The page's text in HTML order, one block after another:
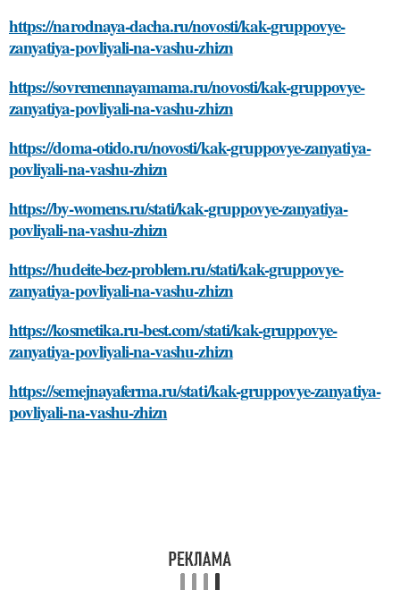
https://narodnaya-dacha.ru/novosti/kak-gruppovye-
zanyatiya-povliyali-na-vashu-zhizn
https://sovremennayamama.ru/novosti/kak-gruppovye-
zanyatiya-povliyali-na-vashu-zhizn
https://doma-otido.ru/novosti/kak-gruppovye-zanyatiya-
povliyali-na-vashu-zhizn
https://by-womens.ru/stati/kak-gruppovye-zanyatiya-
povliyali-na-vashu-zhizn
https://hudeite-bez-problem.ru/stati/kak-gruppovye-
zanyatiya-povliyali-na-vashu-zhizn
https://kosmetika.ru-best.com/stati/kak-gruppovye-
zanyatiya-povliyali-na-vashu-zhizn
https://semejnayaferma.ru/stati/kak-gruppovye-zanyatiya-
povliyali-na-vashu-zhizn